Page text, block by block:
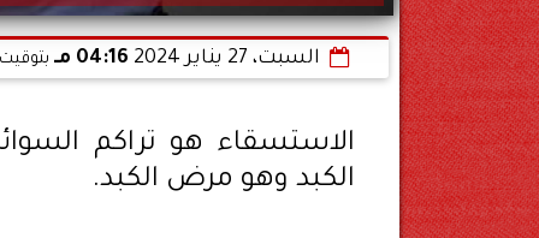
السبت، 27 يناير 2024 04:16 مـ
الاستسقاء هو تراكم
الكبد وهو مرض الكبد.